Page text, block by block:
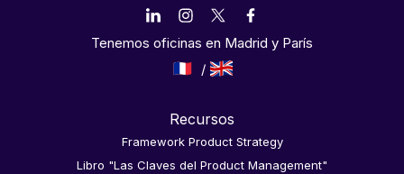
Tenemos oficinas en Madrid y París
Recursos
Framework Product Strategy
Libro "Las Claves del Product Management"